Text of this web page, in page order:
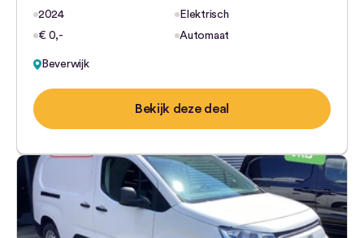
2024
Elektrisch
€ 0,-
Automaat
Beverwijk
Bekijk deze deal